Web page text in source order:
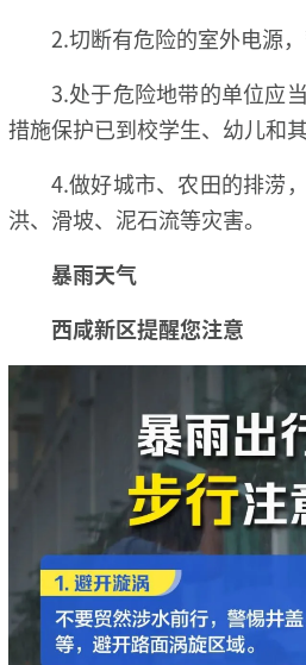
2.切断有危险的室外电源，
3.处于危险地带的单位应
措施保护已到校学生、幼儿和
4.做好城市、农田的排涝
洪、滑坡、泥石流等灾害。
暴雨天气
西咸新区提醒您注意